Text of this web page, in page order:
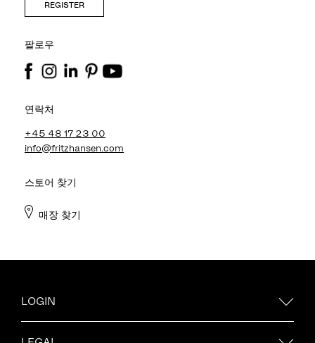
REGISTER
팔로우
연락처
+45 48 17 23 00
info@fritzhansen.com
스토어 찾기
매장 찾기
LOGIN